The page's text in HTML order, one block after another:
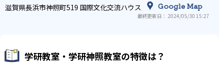
滋賀県長浜市神照町519 国際文化交流ハウス Google Map
最終更新日： 2024/05/30 15:27
学研教室・学研神照教室の特徴は？